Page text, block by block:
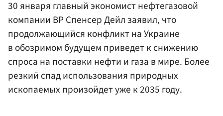
30 января главный экономист нефтегазовой
компании BP Спенсер Дейл заявил, что
продолжающийся конфликт на Украине
в обозримом будущем приведет к снижению
спроса на поставки нефти и газа в мире. Более
резкий спад использования природных
ископаемых произойдет уже к 2035 году.